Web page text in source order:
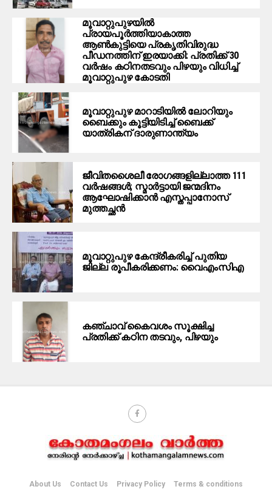
മൂവാറ്റുപുഴയില്‍
പ്രായപൂര്‍ത്തിയാകാത്ത
ആണ്‍കുട്ടിയെ പ്രകൃതിവിരുദ്ധ
പീഡനത്തിന് ഇരയാക്കി: പ്രതിക്ക് 30
വര്‍ഷം കഠിനതടവും പിഴയും വിധിച്ച്
മൂവാറ്റുപുഴ കോടതി
മൂവാറ്റുപുഴ മാറാടിയില്‍ ലോറിയും
ബൈക്കും കൂട്ടിയിടിച്ച് ബൈക്ക്
യാത്രികന് ദാരുണാന്ത്യം
ജീവിതശൈലീ രോഗങ്ങളില്ലാത്ത 111
വർഷങ്ങൾ; സ്മാർട്ടായി ജന്മദിനം
ആഘോഷിക്കാൻ എസ്തപ്പാനോസ്
മുത്തച്ഛൻ
മൂവാറ്റുപുഴ കേന്ദ്രീകരിച്ച് പുതിയ
ജില്ല രൂപീകരിക്കണം: വൈഎംസിഎ
കഞ്ചാവ് കൈവശം സൂക്ഷിച്ച
പ്രതിക്ക് കഠിന തടവും, പിഴയും
About Us Contact Us Privacy Policy Terms & conditions